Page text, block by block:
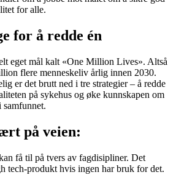
for alle.
for å redde én
eget mål kalt «One Million Lives». Altså
flere menneskeliv årlig innen 2030.
er det brutt ned i tre strategier – å redde
på sykehus og øke kunnskapen om
på veien:
få til på tvers av fagdisipliner. Det
tech-produkt hvis ingen har bruk for det.